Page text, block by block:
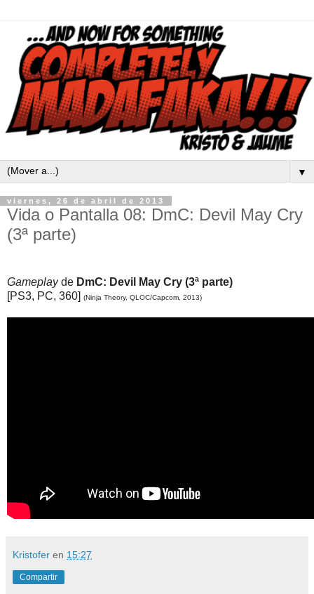
▼
viernes, 26 de abril de 2013
Vida o Pantalla 08: DmC: Devil May Cry
(3ª parte)
Gameplay de DmC: Devil May Cry (3ª parte)
[PS3, PC, 360] (Ninja Theory, QLOC/Capcom, 2013)
Kristofer en 15:27
Compartir